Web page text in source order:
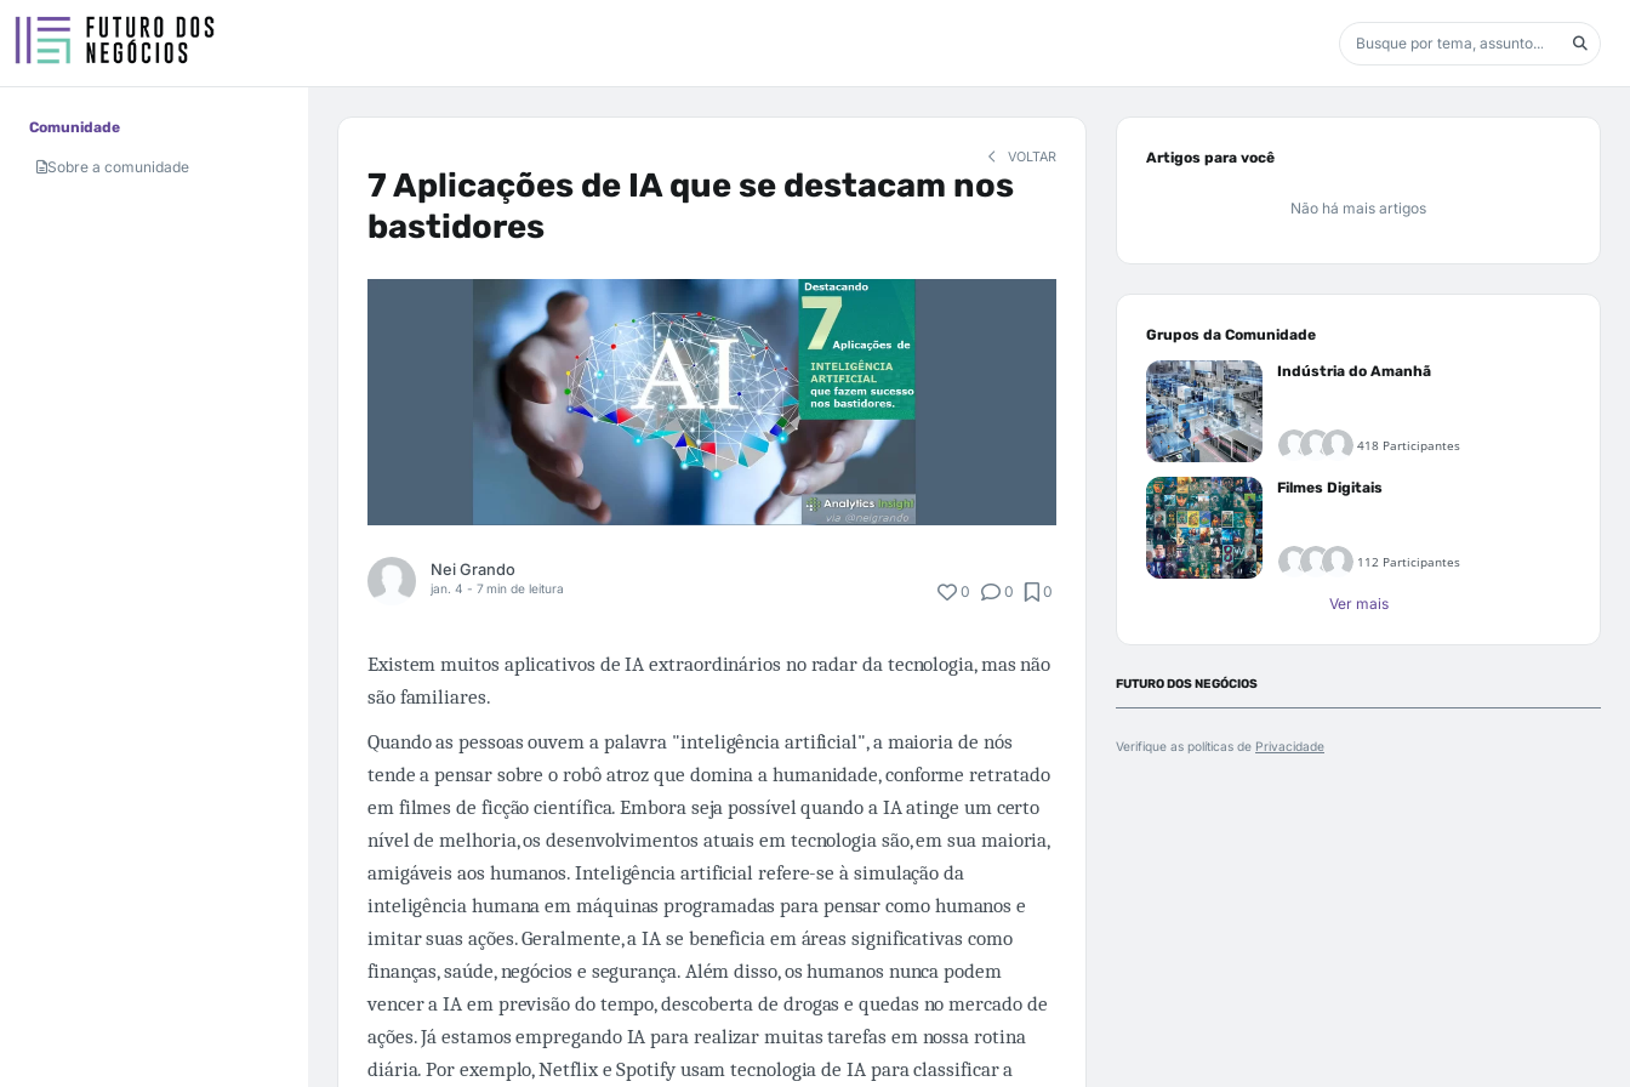
Comunidade
Sobre a comunidade
VOLTAR
7 Aplicações de IA que se destacam nos
bastidores
Nei Grando
jan. 4 - 7 min de leitura 0 0 0
Existem muitos aplicativos de IA extraordinários no radar da tecnologia, mas não
são familiares.
Quando as pessoas ouvem a palavra "inteligência artificial", a maioria de nós
tende a pensar sobre o robô atroz que domina a humanidade, conforme retratado
em filmes de ficção científica. Embora seja possível quando a IA atinge um certo
nível de melhoria, os desenvolvimentos atuais em tecnologia são, em sua maioria,
amigáveis ​​aos humanos. Inteligência artificial refere-se à simulação da
inteligência humana em máquinas programadas para pensar como humanos e
imitar suas ações. Geralmente, a IA se beneficia em áreas significativas como
finanças, saúde, negócios e segurança. Além disso, os humanos nunca podem
vencer a IA em previsão do tempo, descoberta de drogas e quedas no mercado de
ações. Já estamos empregando IA para realizar muitas tarefas em nossa rotina
diária. Por exemplo, Netflix e Spotify usam tecnologia de IA para classificar a
Artigos para você
Não há mais artigos
Grupos da Comunidade
Indústria do Amanhã
418 Participantes
Filmes Digitais
112 Participantes
Ver mais
FUTURO DOS NEGÓCIOS
Verifique as políticas de Privacidade